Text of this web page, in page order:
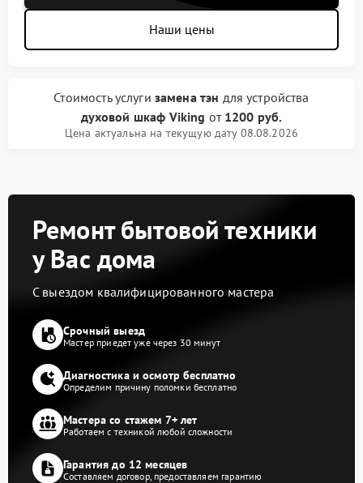
Наши цены
Стоимость услуги замена тэн для устройства
духовой шкаф Viking от 1200 руб.
Цена актуальна на текущую дату 08.08.2026
Ремонт бытовой техники
у Вас дома
С выездом квалифицированного мастера
Срочный выезд
Мастер приедет уже через 30 минут
Диагностика и осмотр бесплатно
Определим причину поломки бесплатно
Мастера со стажем 7+ лет
Работаем с техникой любой сложности
Гарантия до 12 месяцев
Составляем договор, предоставляем гарантию